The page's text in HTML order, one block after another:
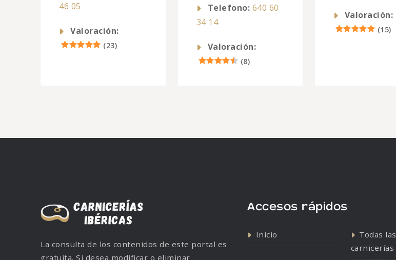
46 05
Valoración:
(23)
Telefono: 640 60
34 14
Valoración:
(8)
Valoración:
(15)
La consulta de los contenidos de este portal es
gratuita. Si desea modificar o eliminar
Accesos rápidos
Inicio
Todas las
carnicerías